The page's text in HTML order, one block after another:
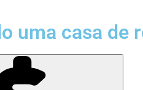
uma casa de